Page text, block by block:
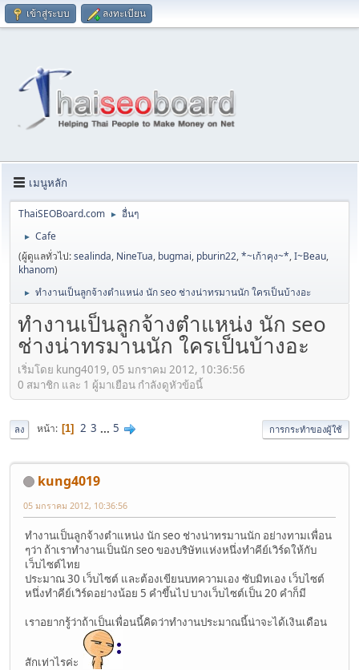
เข้าสู่ระบบ ลงทะเบียน
เมนูหลัก
ThaiSEOBoard.com ► อื่นๆ
►
Cafe
(ผู้ดูแลทั่วไป:sealinda, NineTua, bugmai, pburin22,*~เก้าคุง~*,I~Beau,
khanom)
► ทำงานเป็นลูกจ้างตำแหน่ง นัก seo ช่างน่าทรมานนัก ใครเป็นบ้างอะ
ทำงานเป็นลูกจ้างตำแหน่ง นัก seo
ช่างน่าทรมานนัก ใครเป็นบ้างอะ
เริ่มโดย kung4019, 05 มกราคม 2012, 10:36:56
0 สมาชิก และ 1 ผู้มาเยือน กำลังดูหัวข้อนี้
ลง หน้า 1 2 3 ... 5 การกระทำของผู้ใช้
kung4019
05 มกราคม 2012, 10:36:56
ทำงานเป็นลูกจ้างตำแหน่ง นัก seo ช่างน่าทรมานนัก อย่างทามเพื่อน
ๆว่า ถ้าเราทำงานเป็นนัก seo ของบริษัทแห่งหนึ่งทำคีย์เวิร์ดให้กับ
เว็บไซต์ไทย
ประมาณ 30 เว็บไซต์ และต้องเขียนบทความเอง ซับมิทเอง เว็บไซต์
หนึ่งทำคีย์เวิร์ดอย่างน้อย 5 คำขึ้นไป บางเว็บไซต์เป็น 20 คำก็มี
เราอยากรู้ว่าถ้าเป็นเพื่อนนี้คิดว่าทำงานประมาณนี้น่าจะได้เงินเดือน
สักเท่าไรค่ะ